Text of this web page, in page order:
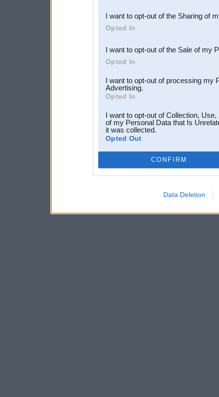
Downstream Participants
third parties.
I want to opt-out of the Sharing of
Opted In
I want to opt-out of the Sale of my
Opted In
I want to opt-out of processing my
Advertising.
Opted In
I want to opt-out of Collection,
of my Personal Data that Is
it was collected.
Opted Out
CONFIRM
Data Deletion